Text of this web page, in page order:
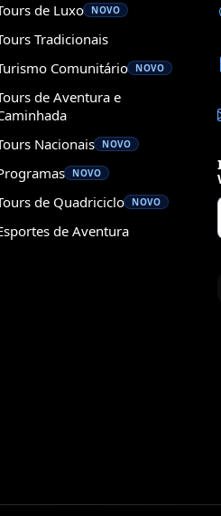
de Luxo NOVO
Tradicionais
Comunitário
NOVO
de Aventura e
Nacionais
NOVO
NOVO
de Quadriciclo NOVO
de Aventura